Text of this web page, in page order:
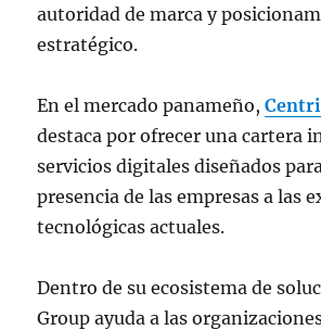
autoridad de marca y
estratégico.
En el mercado panameño,
destaca por ofrecer una cartera
servicios digitales diseñados
presencia de las empresas a las
tecnológicas actuales.
Dentro de su ecosistema de
Group ayuda a las